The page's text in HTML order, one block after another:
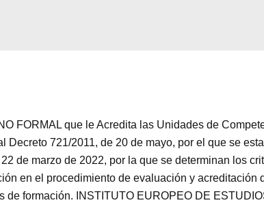
FORMAL que le Acredita las Unidades de
Decreto 721/2011, de 20 de mayo, por el que se
de marzo de 2022, por la que se determinan los
en el procedimiento de evaluación y
de formación. INSTITUTO EUROPEO DE